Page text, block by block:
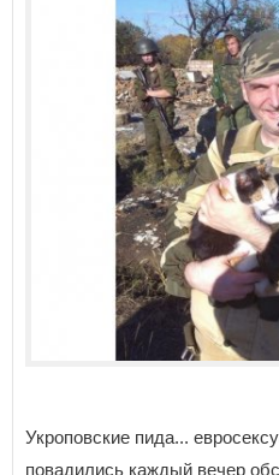
Укроповские пида...
повадились каждый вечер